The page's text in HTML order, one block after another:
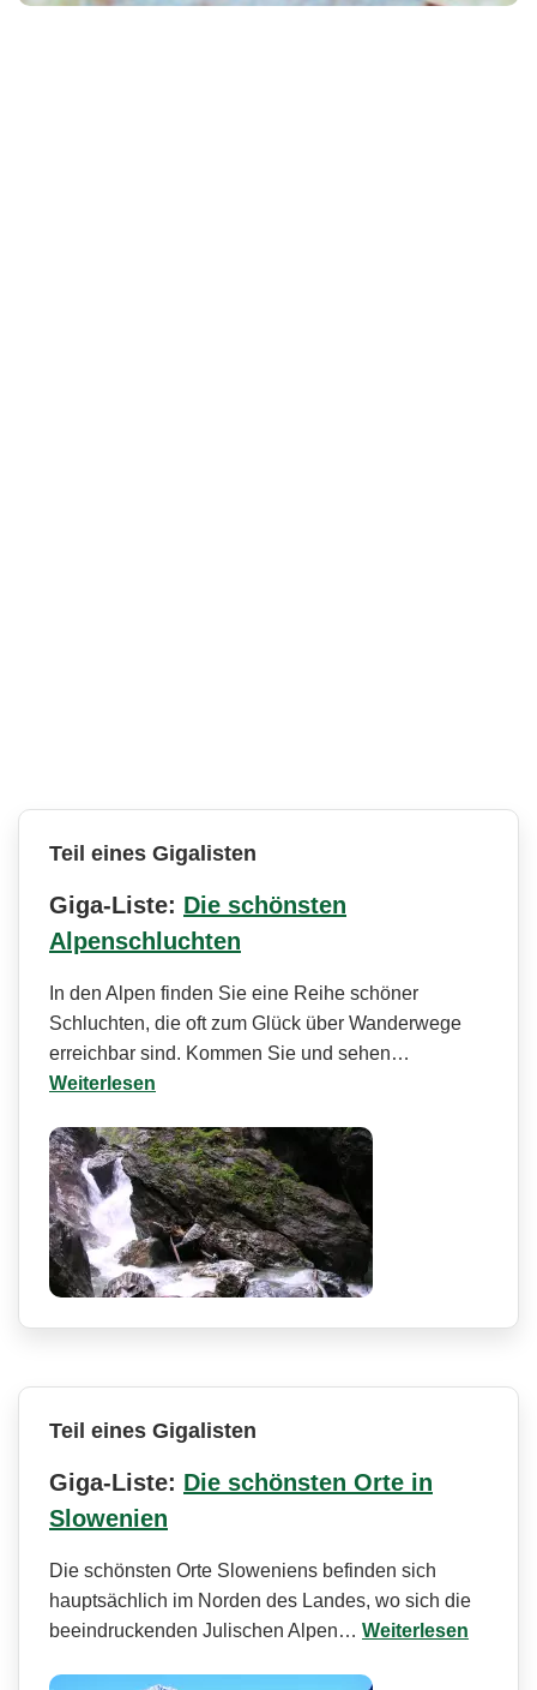
Teil eines Gigalisten
Giga-Liste: Die schönsten
Alpenschluchten
In den Alpen finden Sie eine Reihe schöner
Schluchten, die oft zum Glück über Wanderwege
erreichbar sind. Kommen Sie und sehen…
Weiterlesen
Teil eines Gigalisten
Giga-Liste: Die schönsten Orte in
Slowenien
Die schönsten Orte Sloweniens befinden sich
hauptsächlich im Norden des Landes, wo sich die
beeindruckenden Julischen Alpen… Weiterlesen